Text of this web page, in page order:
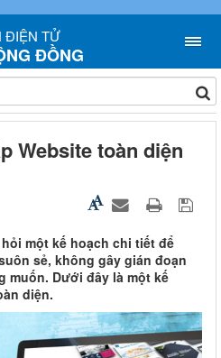
ĐIỆN TỬ
ĐỒNG
Website toàn diện
một kế hoạch chi tiết để
sẻ, không gây gián đoạn
muốn. Dưới đây là một kế
diện.